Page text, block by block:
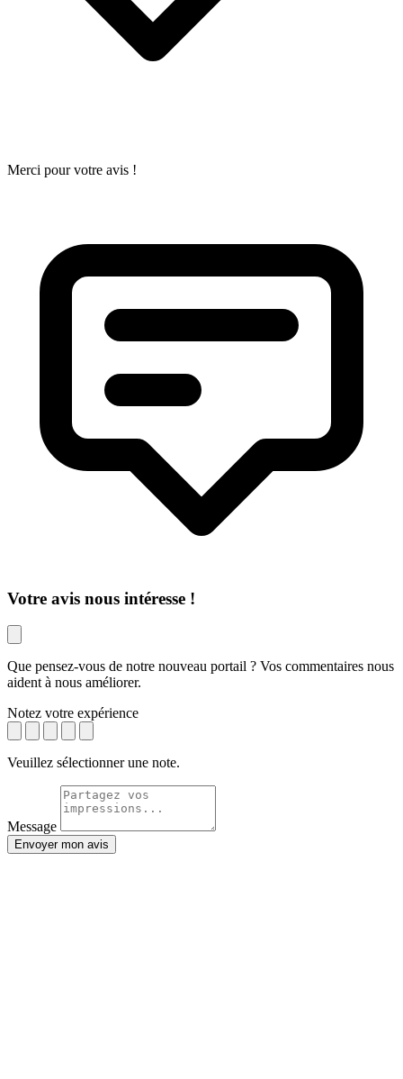
Merci pour votre avis !
Votre avis nous intéresse !
Que pensez-vous de notre nouveau portail ? Vos commentaires nous
aident à nous améliorer.
Notez votre expérience
Veuillez sélectionner une note.
Message
Envoyer mon avis